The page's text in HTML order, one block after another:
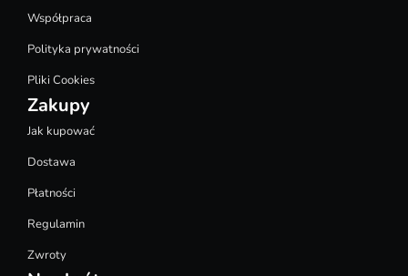
Współpraca
Polityka prywatności
Pliki Cookies
Zakupy
Jak kupować
Dostawa
Płatności
Regulamin
Zwroty